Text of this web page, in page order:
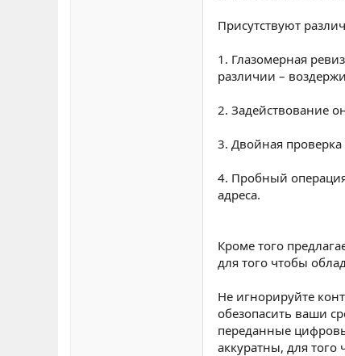
Присутствуют
1. Глазомерная
различии –
2. Задействование
3. Двойная проверка
4. Пробный
адреса.
Кроме того
для того чтобы
Не игнорируйте
обезопасить ваши
переданные
аккуратны, для